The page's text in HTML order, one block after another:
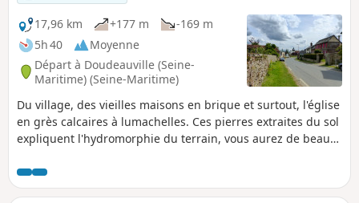
17,96 km
+177 m
-169 m
5h 40
Moyenne
Départ à Doudeauville (Seine-
Maritime) (Seine-Maritime)
Du village, des vieilles maisons en brique et surtout, l'église
en grès calcaires à lumachelles. Ces pierres extraites du sol
expliquent l'hydromorphie du terrain, vous aurez de beaux
Saint-Étienne.